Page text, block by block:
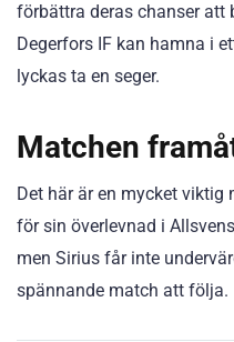
förbättra deras chanser att
Degerfors IF kan hamna i
lyckas ta en seger.
Matchen
Det här är en mycket
för sin överlevnad i
men Sirius får inte
spännande match att följa.